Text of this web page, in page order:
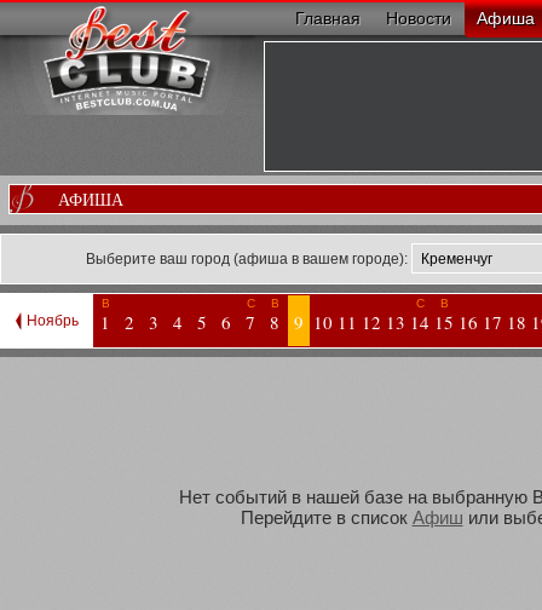
Главная Новости Афиша
АФИША
Выберите ваш город (афиша в вашем городе):
Ноябрь
В
1 2 3 4 5 6
С
7
В
8 9 10 11 12 13
С
14
В
15 16 17 18
Нет событий в нашей базе на выбранную
Перейдите в список Афиш или